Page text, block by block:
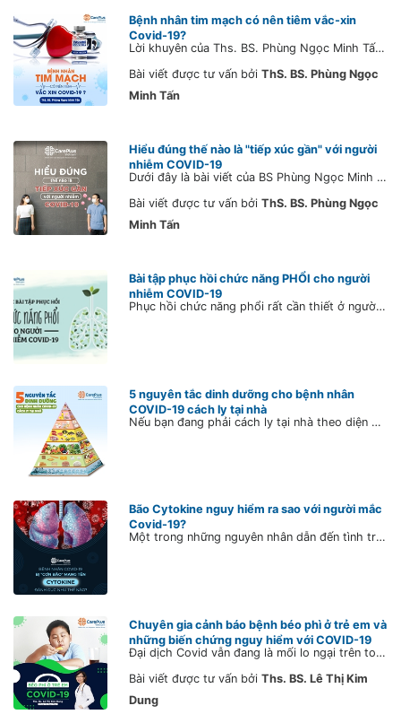
Bệnh nhân tim mạch có nên tiêm vắc-xin
Covid-19?
Lời khuyên của Ths. BS. Phùng Ngọc Minh Tấn cho các bệnh nhân Tim mạch trước khi tiêm ngừa vắc-xin Covid-19.
Bài viết được tư vấn bởi ThS. BS. Phùng Ngọc
Minh Tấn
Hiểu đúng thế nào là "tiếp xúc gần" với người
nhiễm COVID-19
Dưới đây là bài viết của BS Phùng Ngọc Minh Tấn, xin cung cấp cho tất cả nhân viên có kiến thức đúng để từ đó có những hành động và thái độ đúng trong giai đoạn dịch bệnh.
Bài viết được tư vấn bởi ThS. BS. Phùng Ngọc
Minh Tấn
Bài tập phục hồi chức năng PHỔI cho người
nhiễm COVID-19
Phục hồi chức năng phổi rất cần thiết ở người sau điều trị COVID-19. Bài tập này cũng có thể sử dụng trong trường hợp mệt mỏi do làm việc liên tục kéo dài, suy giảm chức năng hô hấp mạn tính, giúp làm giảm các triệu chứng khó thở, lo lắng và trầm cảm, cải thiện thể chất và chất lượng cuộc sống. Đây giống như bài thể dục nên mỗi ngày có thể tập một vài lần, mỗi động tác khoảng 8-10 lần.
5 nguyên tắc dinh dưỡng cho bệnh nhân
COVID-19 cách ly tại nhà
Nếu bạn đang phải cách ly tại nhà theo diện F0, F1, đừng quên dinh dưỡng là một trong những yếu tố quan trọng giúp bạn có thêm cơ hội vượt qua căn bệnh này. Dinh dưỡng giúp hỗ trợ và cải thiện “hàng rào” bảo vệ cơ thể như tế bào miễn dịch, các kháng thể, da, niêm mạc hô hấp, niêm mạc dạ dày,…
Bão Cytokine nguy hiểm ra sao với người mắc
Covid-19?
Một trong những nguyên nhân dẫn đến tình trạng suy hô hấp nặng và tử vong nhanh chóng ở bệnh nhân COVID-19 là do hiện tượng cơn bão Cytokine (Cytokine storm).
Chuyên gia cảnh báo bệnh béo phì ở trẻ em và
những biến chứng nguy hiểm với COVID-19
Đại dịch Covid vẫn đang là mối lo ngại trên toàn cầu, ở Việt Nam, số ca mắc mới mỗi ngày vẫn tăng, nhờ chủng ngừa mở rộng có vẻ tốc độ tăng ca nhiễm có xu hướng chậm lại. Nhưng bên cạnh đó, đối tượng trẻ em vẫn chưa được bảo vệ bởi vaccine.
Bài viết được tư vấn bởi Ths. BS. Lê Thị Kim
Dung